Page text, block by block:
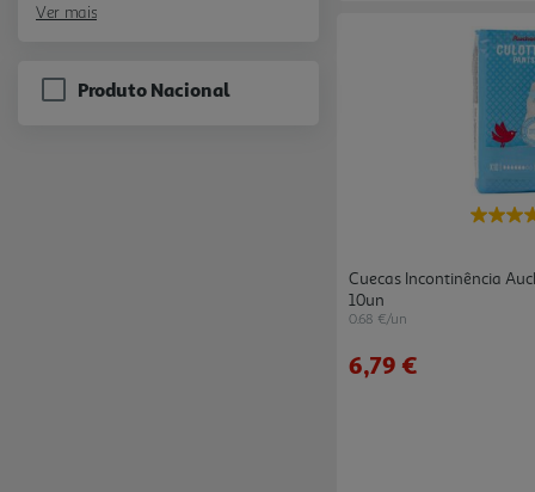
Ver mais
Produto Nacional
Cuecas Incontinência
10un
0.68 €/un
6,79 €